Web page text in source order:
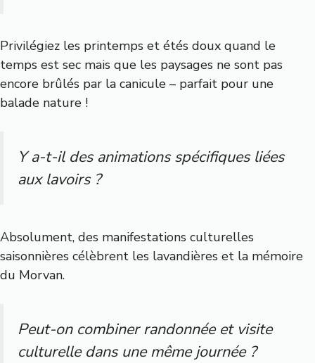
Privilégiez les printemps et étés doux quand le
temps est sec mais que les paysages ne sont pas
encore brûlés par la canicule – parfait pour une
balade nature !
Y a-t-il des animations spécifiques liées
aux lavoirs ?
Absolument, des manifestations culturelles
saisonnières célèbrent les lavandières et la mémoire
du Morvan.
Peut-on combiner randonnée et visite
culturelle dans une même journée ?